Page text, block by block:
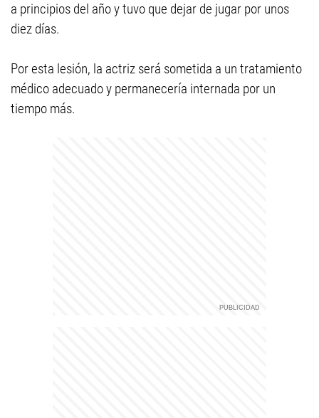
a principios del año y tuvo que dejar de jugar por unos
diez días.
Por esta lesión, la actriz será sometida a un tratamiento
médico adecuado y permanecería internada por un
tiempo más.